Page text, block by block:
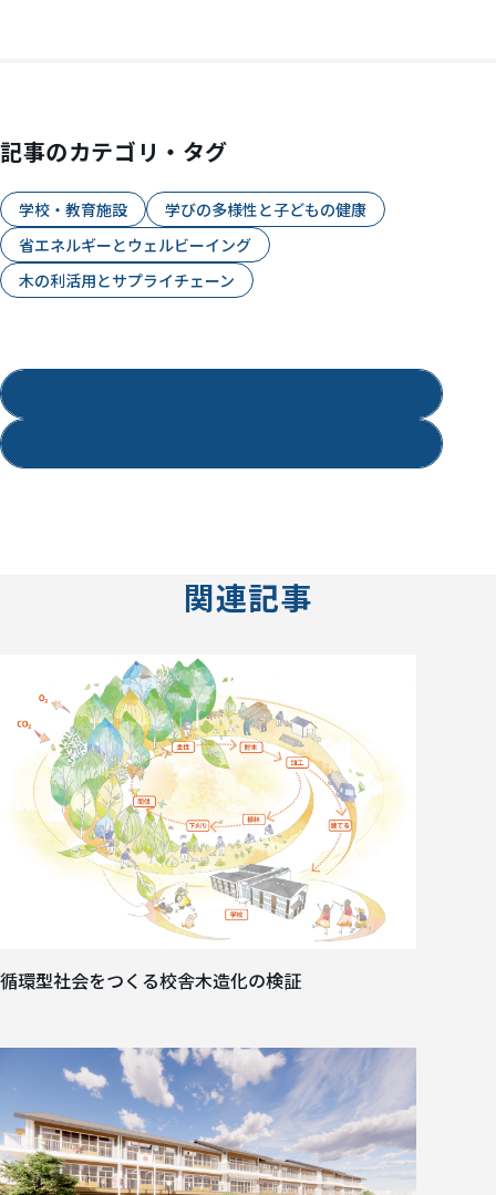
記事のカテゴリ・タグ
学校・教育施設
学びの多様性と子どもの健康
省エネルギーとウェルビーイング
木の利活用とサプライチェーン
関連記事
循環型社会をつくる校舎木造化の検証